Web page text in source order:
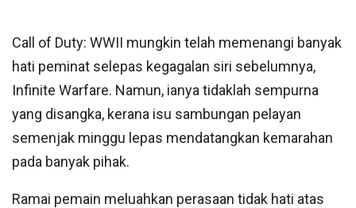
Call of Duty: WWII mungkin telah memenangi banyak
hati peminat selepas kegagalan siri sebelumnya,
Infinite Warfare. Namun, ianya tidaklah sempurna
yang disangka, kerana isu sambungan pelayan
semenjak minggu lepas mendatangkan kemarahan
pada banyak pihak.
Ramai pemain meluahkan perasaan tidak hati atas